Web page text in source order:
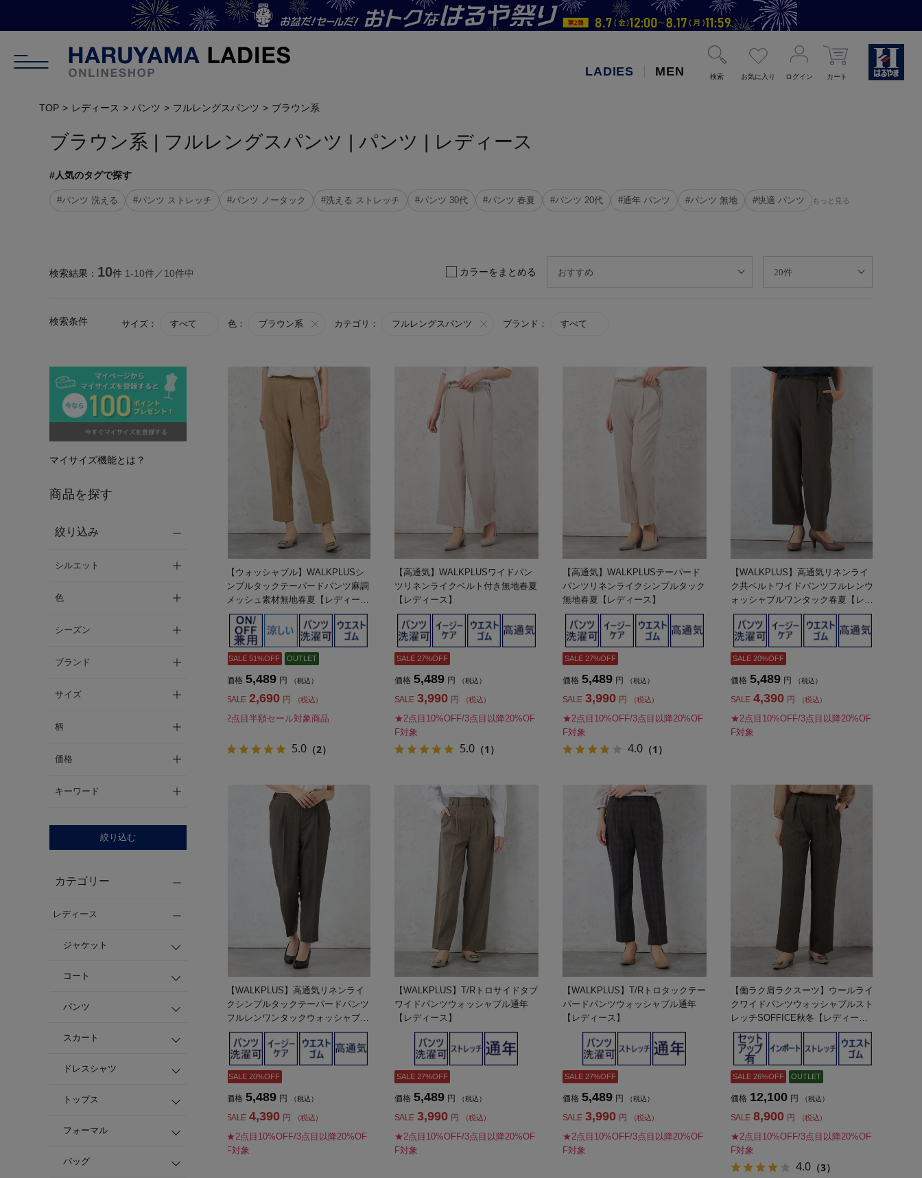
LADIES MEN 検索 お気に入り ログイン カート
TOP レディース パンツ フルレングスパンツ ブラウン系
ブラウン系 | フルレングスパンツ | パンツ | レディース
#人気のタグで探す
#パンツ 洗える #パンツ ストレッチ #パンツ ノータック #洗える ストレッチ #パンツ 30代 #パンツ 春夏 #パンツ 20代 #通年 パンツ #パンツ 無地 #快適 パンツ もっと見る
検索結果： 10件 1-10件／10件中 カラーをまとめる
検索条件 サイズ： すべて 色： ブラウン系 カテゴリ： フルレングスパンツ ブランド： すべて
マイサイズ機能とは？
商品を探す
絞り込み
シルエット
色
シーズン
ブランド
サイズ
柄
価格
キーワード
絞り込む
カテゴリー
レディース
ジャケット
コート
パンツ
スカート
ドレスシャツ
トップス
フォーマル
バッグ
【ウォッシャブル】WALKPLUSシ
ンプルタックテーパードパンツ麻調
メッシュ素材無地春夏【レディー
ス】
SALE 51%OFF OUTLET
価格 5,489 円 （税込）
SALE 2,690 円 （税込）
2点目半額セール対象商品
5.0（2）
【高通気】WALKPLUSワイドパン
ツリネンライクベルト付き無地春夏
【レディース】
SALE 27%OFF
価格 5,489 円 （税込）
SALE 3,990 円 （税込）
★2点目10%OFF/3点目以降20%OF
F対象
5.0（1）
【高通気】WALKPLUSテーパード
パンツリネンライクシンプルタック
無地春夏【レディース】
SALE 27%OFF
価格 5,489 円 （税込）
SALE 3,990 円 （税込）
★2点目10%OFF/3点目以降20%OF
F対象
4.0（1）
【WALKPLUS】高通気リネンライ
ク共ベルトワイドパンツフルレンウ
ォッシャブルワンタック春夏【レデ
ィース】
SALE 20%OFF
価格 5,489 円 （税込）
SALE 4,390 円 （税込）
★2点目10%OFF/3点目以降20%OF
F対象
【WALKPLUS】高通気リネンライ
クシンプルタックテーパードパンツ
フルレンワンタックウォッシャブル
春夏【レディース】
SALE 20%OFF
価格 5,489 円 （税込）
SALE 4,390 円 （税込）
★2点目10%OFF/3点目以降20%OF
F対象
【WALKPLUS】T/Rトロサイドタブ
ワイドパンツウォッシャブル通年
【レディース】
SALE 27%OFF
価格 5,489 円 （税込）
SALE 3,990 円 （税込）
★2点目10%OFF/3点目以降20%OF
F対象
【WALKPLUS】T/Rトロタックテー
パードパンツウォッシャブル通年
【レディース】
SALE 27%OFF
価格 5,489 円 （税込）
SALE 3,990 円 （税込）
★2点目10%OFF/3点目以降20%OF
F対象
【働ラク肩ラクスーツ】ウールライ
クワイドパンツウォッシャブルスト
レッチSOFFICE秋冬【レディー
ス】
SALE 26%OFF OUTLET
価格 12,100 円 （税込）
SALE 8,900 円 （税込）
★2点目10%OFF/3点目以降20%OF
F対象
4.0（3）